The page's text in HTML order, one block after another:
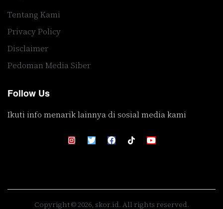
Tentang Kami
Privacy Policy
Disclaimer
Pedoman Media Siber
Follow Us
Ikuti info menarik lainnya di sosial media kami
Copyright © 2026, skor.id. All rights reserved.